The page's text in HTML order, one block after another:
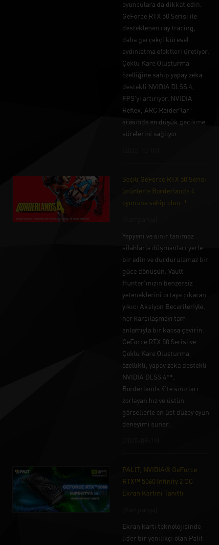
oyunculara da dikkat edin.
GeForce RTX 50 Serisi ile
desteklenen ray tracing,
daha gerçekçi küresel
aydınlatma efektleri üretiyor.
Çoklu Kare Oluşturma
özelliğine sahip yapay zeka
destekli NVIDIA DLSS 4,
FPS'yi artırıyor. NVIDIA
Reflex, ARC Raider'lar
arasında en düşük gecikme
sürelerini sağlıyor.
Seçili GeForce RTX 50 Serisi
ürünlerle Borderlands 4
oyununa sahip olun. *
Yepyeni ve sınır tanımaz
silahlarla düşmanları yerle
bir edin ve durdurulamaz bir
güce dönüşün. Vault
Hunter'ınızın benzersiz
yeteneklerini ortaya çıkaran
yıkıcı Aksiyon Becerileriyle,
her karşılaşmayı tam
anlamıyla bir kaosa çevirin.
GeForce RTX 50 Serisi ve
Çoklu Kare Oluşturma
özellikli, yapay zeka destekli
NVIDIA DLSS 4**,
Borderlands 4'te sınırları
zorlayan hız ve üstün
görsellerle en üst düzey oyun
deneyimi sunar.
PALIT, NVIDIA® GeForce
RTX™ 5060 Infinity 2 OC
Ekran Kartını Tanıttı
Ekran kartı teknolojisinde
lider bir yenilikçi olan Palit